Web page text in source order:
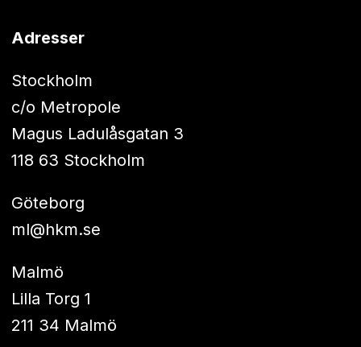
Adresser
Stockholm
c/o Metropole
Magus Ladulåsgatan 3
118 63 Stockholm
Göteborg
ml@hkm.se
Malmö
Lilla Torg 1
211 34 Malmö